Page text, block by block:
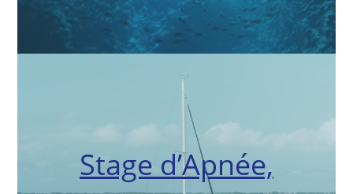
Stage d’Apnée,